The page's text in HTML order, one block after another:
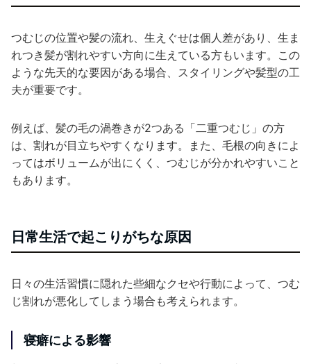
つむじの位置や髪の流れ、生えぐせは個人差があり、生ま
れつき髪が割れやすい方向に生えている方もいます。この
ような先天的な要因がある場合、スタイリングや髪型の工
夫が重要です。
例えば、髪の毛の渦巻きが2つある「二重つむじ」の方
は、割れが目立ちやすくなります。また、毛根の向きによ
ってはボリュームが出にくく、つむじが分かれやすいこと
もあります。
日常生活で起こりがちな原因
日々の生活習慣に隠れた些細なクセや行動によって、つむ
じ割れが悪化してしまう場合も考えられます。
寝癖による影響